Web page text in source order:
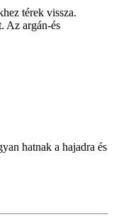
térek vissza.
Az argán-és
hatnak a hajadra és